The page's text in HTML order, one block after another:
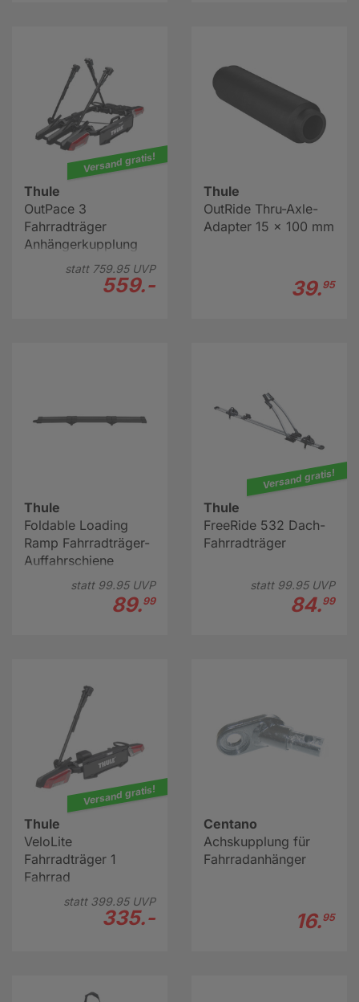
Versand gratis!
Thule
OutPace 3
Fahrradträger
Anhängerkupplung
statt 759.95UVP
559.-
Thule
OutRide Thru-Axle-
Adapter 15 x 100 mm
39.95
Thule
Foldable Loading
Ramp Fahrradträger-
Auffahrschiene
statt 99.95UVP
89.99
Versand gratis!
Thule
FreeRide 532 Dach-
Fahrradträger
statt 99.95UVP
84.99
Versand gratis!
Thule
VeloLite
Fahrradträger 1
Fahrrad
statt 399.95UVP
335.-
Centano
Achskupplung für
Fahrradanhänger
16.95